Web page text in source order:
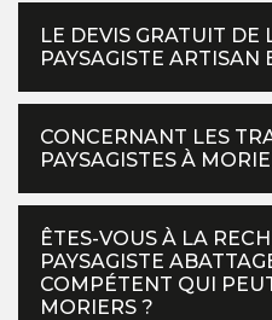
LE DEVIS GRATUIT DE
PAYSAGISTE ARTISAN
CONCERNANT LES
PAYSAGISTES À
ÊTES-VOUS À LA
PAYSAGISTE
COMPÉTENT QUI
MORIERS ?